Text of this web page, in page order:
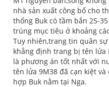
nhà sản xuất công bố cho
thống Buk có tầm bắn 25-
trúng mục tiêu ở khoảng
Tuy nhiên,trang tin quân sự
khẳng định trang bị tên lửa
là phương án tốt nhất với
tên lửa 9M38 đã cạn kiệt
hợp Buk nằm tại Nga.